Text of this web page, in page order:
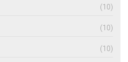
(10)
(10)
(10)